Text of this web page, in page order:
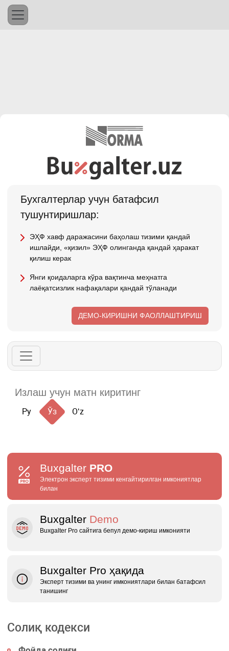
Бухгалтерлар учун батафсил
тушунтиришлар:
ЭҲФ хавф даражасини баҳолаш тизими қандай
ишлайди, «қизил» ЭҲФ олинганда қандай ҳаракат
қилиш керак
Янги қоидаларга кўра вақтинча меҳнатга
лаёқатсизлик нафақалари қандай тўланади
ДЕМО-КИРИШНИ ФАОЛЛАШТИРИШ
Ру Ўз Oʻz
Buxgalter PRO
Электрон эксперт тизими кенгайтирилган имкониятлар
билан
Buxgalter Demo
Buxgalter Pro сайтига бепул демо‑кириш имконияти
Buxgalter Pro ҳақида
Эксперт тизими ва унинг имкониятлари билан батафсил
танишинг
Солиқ кодекси